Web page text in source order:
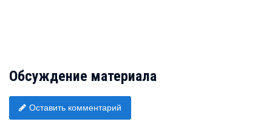
Обсуждение материала
Оставить комментарий